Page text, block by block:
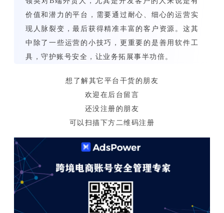
价值和潜力的平台，需要通过耐心、细心的运营实
现人脉裂变，最后获得精准丰富的客户资源。这其
中除了一些运营的小技巧，更重要的是善用软件工
具，守护账号安全，让业务拓展事半功倍。
想了解其它平台干货的朋友
欢迎在后台留言
还没注册的朋友
可以扫描下方二维码注册